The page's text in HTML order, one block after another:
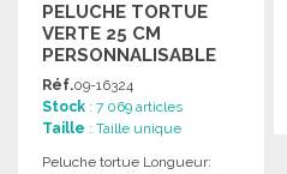
PELUCHE TORTUE
VERTE 25 CM
PERSONNALISABLE
Réf.09-16324
Stock : 7 069 articles
Taille : Taille unique
Peluche tortue Longueur: